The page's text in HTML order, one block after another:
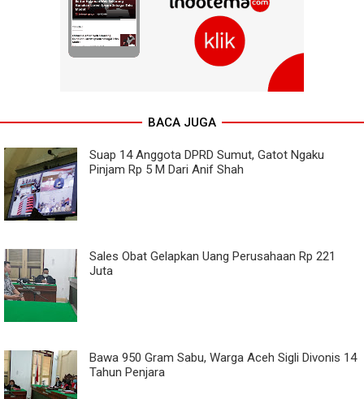
BACA JUGA
Suap 14 Anggota DPRD Sumut, Gatot Ngaku
Pinjam Rp 5 M Dari Anif Shah
Sales Obat Gelapkan Uang Perusahaan Rp 221
Juta
Bawa 950 Gram Sabu, Warga Aceh Sigli Divonis 14
Tahun Penjara